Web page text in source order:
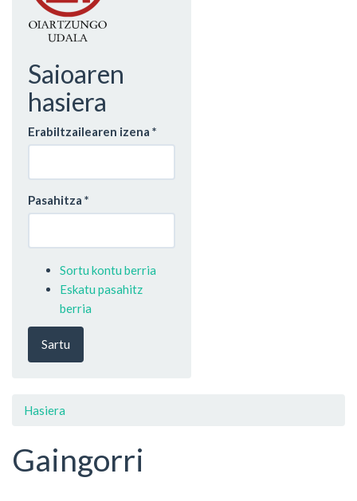
Saioaren
hasiera
Erabiltzailearen izena *
Pasahitza *
Sortu kontu berria
Eskatu pasahitz
berria
Sartu
Hasiera
Gaingorri